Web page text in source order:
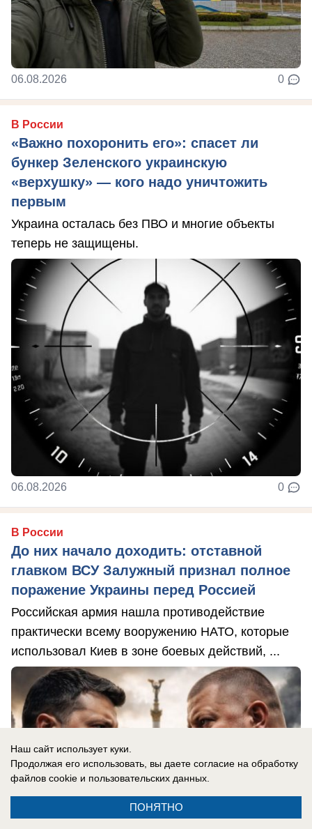
06.08.2026 0
В России
«Важно похоронить его»: спасет ли
бункер Зеленского украинскую
«верхушку» — кого надо уничтожить
первым
Украина осталась без ПВО и многие объекты
теперь не защищены.
06.08.2026 0
В России
До них начало доходить: отставной
главком ВСУ Залужный признал полное
поражение Украины перед Россией
Российская армия нашла противодействие
практически всему вооружению НАТО, которые
использовал Киев в зоне боевых действий, ...
Наш сайт использует куки.
Продолжая его использовать, вы даете согласие на обработку
файлов cookie и пользовательских данных.
ПОНЯТНО